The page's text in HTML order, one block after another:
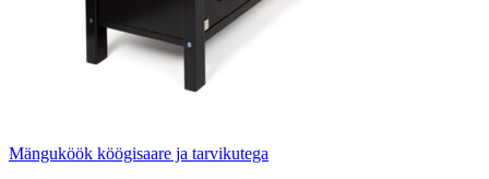
Mänguköök köögisaare ja tarvikutega